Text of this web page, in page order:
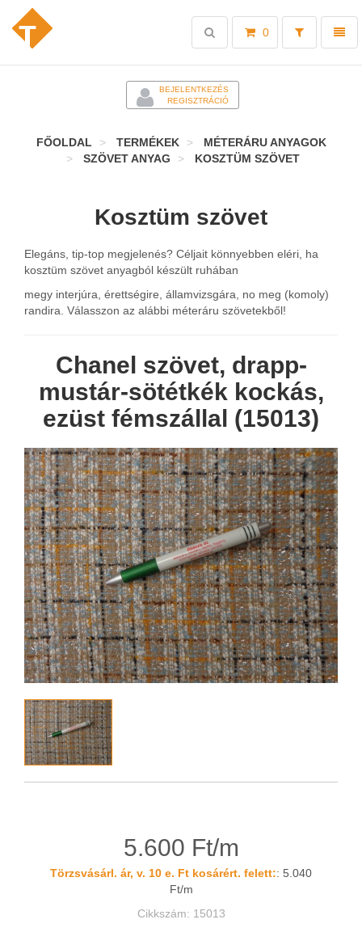
Toggle
0
Toggle
search
BEJELENTKEZÉS
REGISZTRÁCIÓ
FŐOLDAL TERMÉKEK
MÉTERÁRU ANYAGOK
SZÖVET ANYAG
KOSZTÜM SZÖVET
Kosztüm szövet
Elegáns, tip-top megjelenés? Céljait könnyebben eléri, ha
kosztüm szövet anyagból készült ruhában
megy interjúra, érettségire, államvizsgára, no meg (komoly)
randira. Válasszon az alábbi méteráru szövetekből!
Chanel szövet, drapp-
mustár-sötétkék kockás,
ezüst fémszállal (15013)
5.600 Ft/m
Törzsvásárl. ár, v. 10 e. Ft kosárért. felett:: 5.040
Ft/m
Cikkszám: 15013